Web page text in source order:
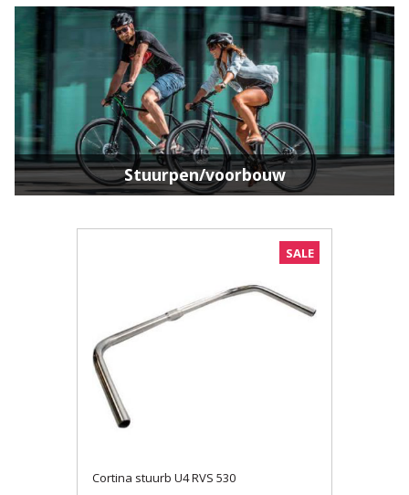
Stuurpen/voorbouw
SALE
Cortina stuurb U4 RVS 530